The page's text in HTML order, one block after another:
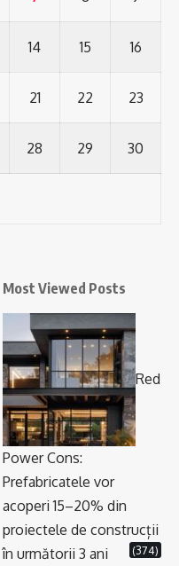
14 15 16
21 22 23
28 29 30
Most Viewed Posts
Red
Power Cons:
Prefabricatele vor
acoperi 15–20% din
proiectele de construcții
în următorii 3 ani
(374)